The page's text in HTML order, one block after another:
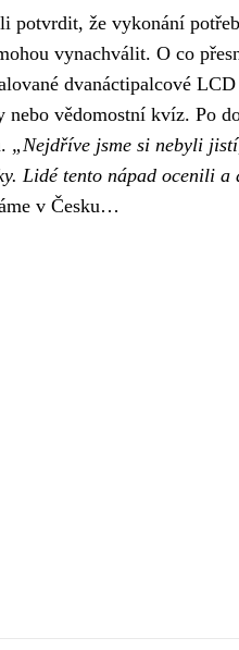
potvrdit, že vykonání
vynachválit. O co
dvanáctipalcové
vědomostní kvíz. Po
„Nejdříve jsme si nebyli
Lidé tento nápad ocenili a
v Česku…